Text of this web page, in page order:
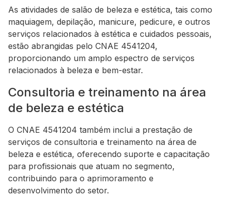
As atividades de salão de beleza e estética, tais como
maquiagem, depilação, manicure, pedicure, e outros
serviços relacionados à estética e cuidados pessoais,
estão abrangidas pelo CNAE 4541204,
proporcionando um amplo espectro de serviços
relacionados à beleza e bem-estar.
Consultoria e treinamento na área
de beleza e estética
O CNAE 4541204 também inclui a prestação de
serviços de consultoria e treinamento na área de
beleza e estética, oferecendo suporte e capacitação
para profissionais que atuam no segmento,
contribuindo para o aprimoramento e
desenvolvimento do setor.